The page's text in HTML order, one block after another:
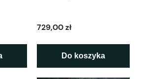
729,00 zł
Do koszyka